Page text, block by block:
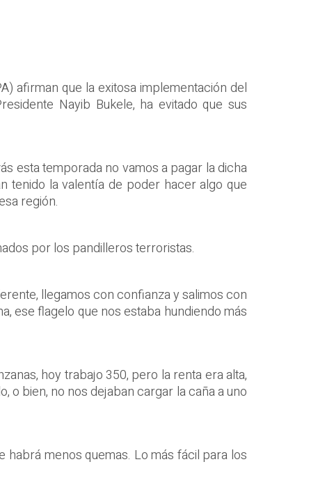
afirman que la exitosa implementación del
Nayib Bukele, ha evitado que sus
esta temporada no vamos a pagar la dicha
tenido la valentía de poder hacer algo que
región.
por los pandilleros terroristas.
llegamos con confianza y salimos con
ese flagelo que nos estaba hundiendo más
hoy trabajo 350, pero la renta era alta,
o bien, no nos dejaban cargar la caña a uno
menos quemas. Lo más fácil para los